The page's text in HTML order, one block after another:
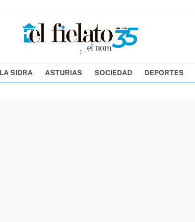
SIDRA ASTURIAS SOCIEDAD DEPORTES